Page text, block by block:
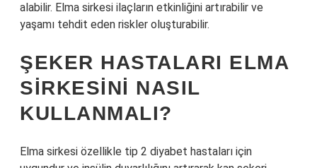
alabilir. Elma sirkesi ilaçların etkinliğini artırabilir ve
yaşamı tehdit eden riskler oluşturabilir.
ŞEKER HASTALARI ELMA
SIRKESINI NASIL
KULLANMALI?
Elma sirkesi özellikle tip 2 diyabet hastaları için